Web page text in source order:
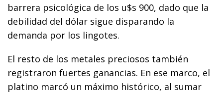
barrera psicológica de los u$s 900, dado que la
debilidad del dólar sigue disparando la
demanda por los lingotes.
El resto de los metales preciosos también
registraron fuertes ganancias. En ese marco, el
platino marcó un máximo histórico, al sumar